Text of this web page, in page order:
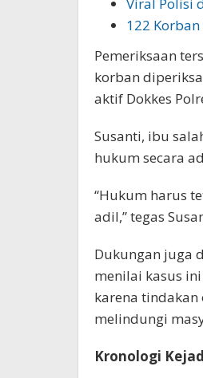
122
Pemeriksaan
korban
aktif Dokkes
Susanti, ibu
hukum secara
“Hukum harus
adil,” tegas
Dukungan juga
menilai kasus
karena
melindungi
Kronologi